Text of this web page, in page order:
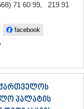
71 60 99, 219 91
facebook
პალატის